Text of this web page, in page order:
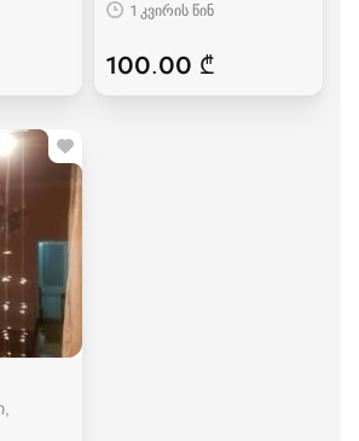
1 კვირის წინ
100.00 ₾